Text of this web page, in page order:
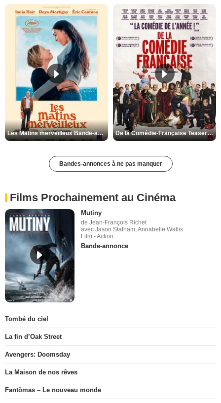
Les Matins merveilleux Bande-annonce VF De la Comédie-Française Teaser VF
Bandes-annonces à ne pas manquer
Films Prochainement au Cinéma
Mutiny
de Jean-François Richet
avec Jason Statham, Annabelle Wallis
Film - Action
Bande-annonce
Tombé du ciel
La fin d’Oak Street
Avengers: Doomsday
La Maison de nos rêves
Fantômas – Le nouveau monde